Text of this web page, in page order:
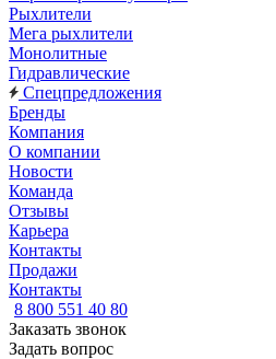
Рыхлители
Мега рыхлители
Монолитные
Гидравлические
Спецпредложения
Бренды
Компания
О компании
Новости
Команда
Отзывы
Карьера
Контакты
Продажи
Контакты
8 800 551 40 80
Заказать звонок
Задать вопрос